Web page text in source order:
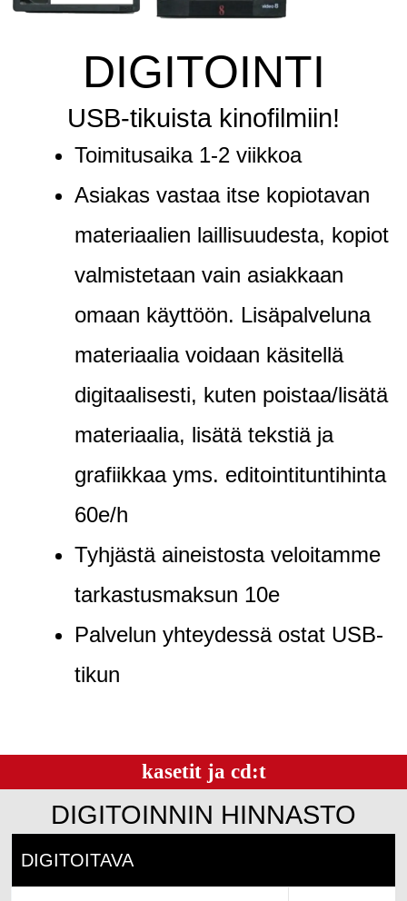
DIGITOINTI
USB-tikuista kinofilmiin!
Toimitusaika 1-2 viikkoa
Asiakas vastaa itse kopiotavan
materiaalien laillisuudesta, kopiot
valmistetaan vain asiakkaan
omaan käyttöön. Lisäpalveluna
materiaalia voidaan käsitellä
digitaalisesti, kuten poistaa/lisätä
materiaalia, lisätä tekstiä ja
grafiikkaa yms. editointituntihinta
60e/h
Tyhjästä aineistosta veloitamme
tarkastusmaksun 10e
Palvelun yhteydessä ostat USB-
tikun
kasetit ja cd:t
DIGITOINNIN HINNASTO
DIGITOITAVA